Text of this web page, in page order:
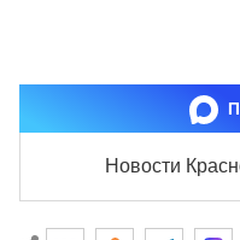
Новости